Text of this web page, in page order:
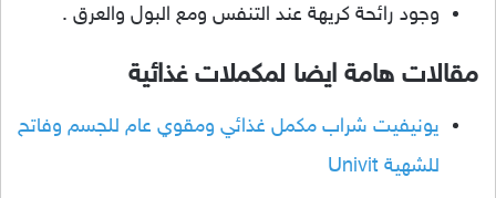
وجود رائحة كريهة عند التنفس ومع البول والعرق .
مقالات هامة ايضا لمكملات غذائية
يونيفيت شراب مكمل غذائي ومقوي عام للجسم وفاتح
للشهية Univit